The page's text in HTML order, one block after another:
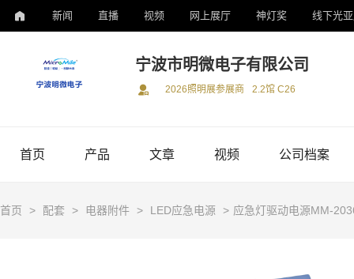
新闻 直播 视频 网上展厅 神灯奖 线下光
宁波市明微电子有限公司
2026照明展参展商 2.2馆 C26
首页 产品 文章 视频 公司档案
首页 > 配套 > 电器附件 > LED应急电源 > 应急灯驱动电源MM-